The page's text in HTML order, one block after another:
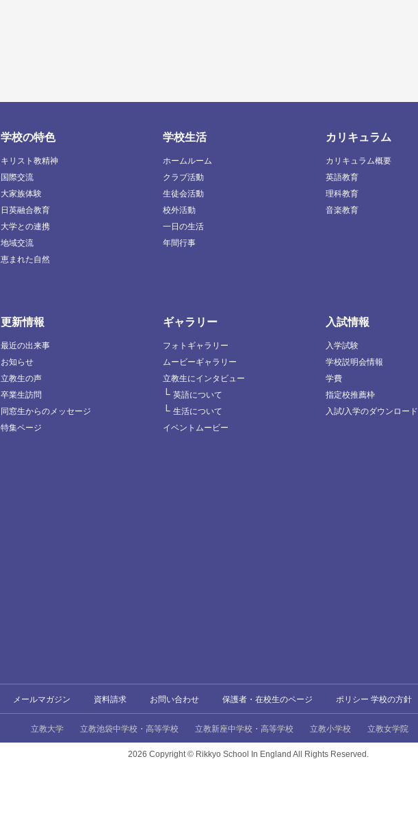
学校の特色
キリスト教精神
国際交流
大家族体験
日英融合教育
大学との連携
地域交流
恵まれた自然
学校生活
ホームルーム
クラブ活動
生徒会活動
校外活動
一日の生活
年間行事
カリキュラム
カリキュラム概要
英語教育
理科教育
音楽教育
更新情報
最近の出来事
お知らせ
立教生の声
卒業生訪問
同窓生からのメッセージ
特集ページ
ギャラリー
フォトギャラリー
ムービーギャラリー
立教生にインタビュー
└ 英語について
└ 生活について
イベントムービー
入試情報
入学試験
学校説明会情報
学費
指定校推薦枠
入試/入学のダウンロード
メールマガジン 資料請求 お問い合わせ 保護者・在校生のページ ポリシー 学校の方針
立教大学 立教池袋中学校・高等学校 立教新座中学校・高等学校 立教小学校 立教女学院
2026 Copyright © Rikkyo School In England All Rights Reserved.